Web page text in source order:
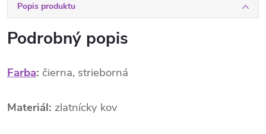
Popis produktu
Podrobný popis
Farba: čierna, strieborná
Materiál: zlatnícky kov